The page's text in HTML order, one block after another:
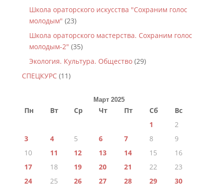
Школа ораторского искусства "Сохраним голос
молодым" (23)
Школа ораторского мастерства. Сохраним голос
молодым-2" (35)
Экология. Культура. Общество(29)
СПЕЦКУРС(11)
Март 2025
Пн Вт Ср Чт Пт Сб
Вс
1
2
3
4 5 6 7 8
9
10
11 12 13 14 15
16
17
18 19 20 21 22
23
24
25 26 27 28 29
30